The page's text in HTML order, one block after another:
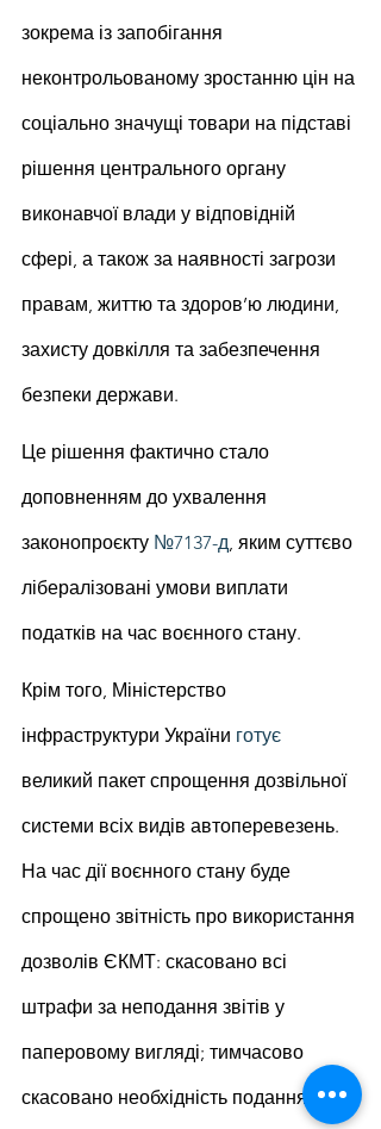
зокрема із запобігання
неконтрольованому зростанню цін на
соціально значущі товари на підставі
рішення центрального органу
виконавчої влади у відповідній
сфері, а також за наявності загрози
правам, життю та здоров’ю людини,
захисту довкілля та забезпечення
безпеки держави.
Це рішення фактично стало
доповненням до ухвалення
законопроєкту №7137-д, яким суттєво
лібералізовані умови виплати
податків на час воєнного стану.
Крім того, Міністерство
інфраструктури України готує
великий пакет спрощення дозвільної
системи всіх видів автоперевезень.
На час дії воєнного стану буде
спрощено звітність про використання
дозволів ЄКМТ: скасовано всі
штрафи за неподання звітів у
паперовому вигляді; тимчасово
скасовано необхідність подання